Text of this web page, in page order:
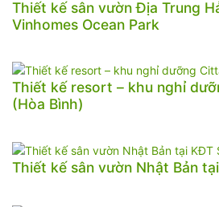
Thiết kế sân vườn Địa Trung
Vinhomes Ocean Park
Thiết kế resort – khu nghỉ
(Hòa Bình)
Thiết kế sân vườn Nhật Bản